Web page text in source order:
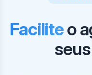
Faciliteo